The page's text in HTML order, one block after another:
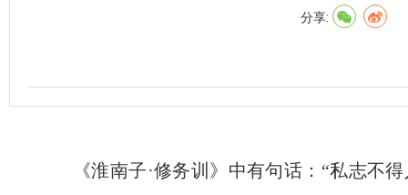
分享:
《淮南子·修务训》中有句话：“私志不